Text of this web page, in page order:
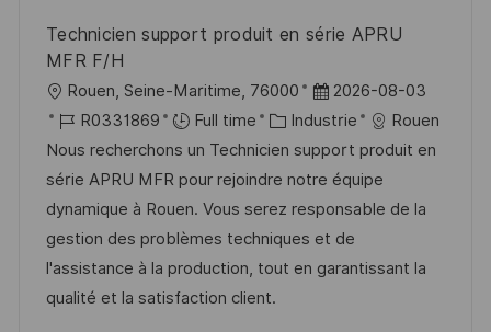
i
h
g
e
p
t
e
Technicien support produit en série APRU
MFR F/H
o
c
a
l
i
s
a
Rouen, Seine-Maritime, 76000
D
a
t
e
d
a
2026-08-03
R
é
f
é
r
e
n
R0331869 Full time
C
a
t
é
g
o
r
Industrie
Rouen
Nous recherchons un Technicien support produit en
série APRU MFR pour rejoindre notre équipe
dynamique à Rouen. Vous serez responsable de la
gestion des problèmes techniques et de
l'assistance à la production, tout en garantissant la
qualité et la satisfaction client.